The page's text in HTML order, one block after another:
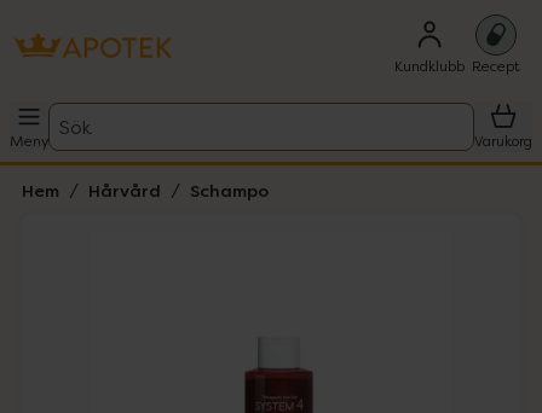
Kundklubb Recept
Meny
Sök
Varukorg
Hem Hårvård Schampo